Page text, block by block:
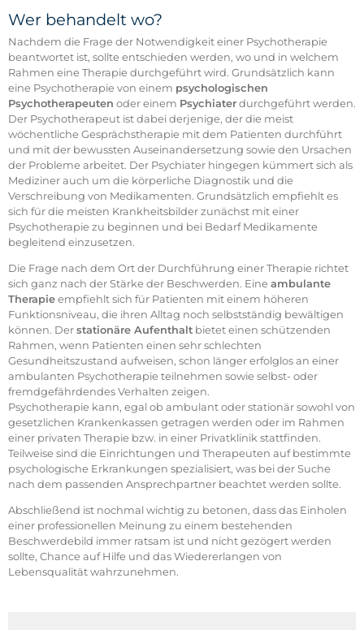
Wer behandelt wo?
Nachdem die Frage der Notwendigkeit einer Psychotherapie
beantwortet ist, sollte entschieden werden, wo und in welchem
Rahmen eine Therapie durchgeführt wird. Grundsätzlich kann
eine Psychotherapie von einem psychologischen
Psychotherapeuten oder einem Psychiaterdurchgeführt werden.
Der Psychotherapeut ist dabei derjenige, der die meist
wöchentliche Gesprächstherapie mit dem Patienten durchführt
und mit der bewussten Auseinandersetzung sowie den Ursachen
der Probleme arbeitet. Der Psychiater hingegen kümmert sich als
Mediziner auch um die körperliche Diagnostik und die
Verschreibung von Medikamenten. Grundsätzlich empfiehlt es
sich für die meisten Krankheitsbilder zunächst mit einer
Psychotherapie zu beginnen und bei Bedarf Medikamente
begleitend einzusetzen.
Die Frage nach dem Ort der Durchführung einer Therapie richtet
sich ganz nach der Stärke der Beschwerden. Eine ambulante
Therapieempfiehlt sich für Patienten mit einem höheren
Funktionsniveau, die ihren Alltag noch selbstständig bewältigen
können. Derstationäre Aufenthaltbietet einen schützenden
Rahmen, wenn Patienten einen sehr schlechten
Gesundheitszustand aufweisen, schon länger erfolglos an einer
ambulanten Psychotherapie teilnehmen sowie selbst- oder
fremdgefährdendes Verhalten zeigen.
Psychotherapie kann, egal ob ambulant oder stationär sowohl von
gesetzlichen Krankenkassen getragen werden oder im Rahmen
einer privaten Therapie bzw. in einer Privatklinik stattfinden.
Teilweise sind die Einrichtungen und Therapeuten auf bestimmte
psychologische Erkrankungen spezialisiert, was bei der Suche
nach dem passenden Ansprechpartner beachtet werden sollte.
Abschließend ist nochmal wichtig zu betonen, dass das Einholen
einer professionellen Meinung zu einem bestehenden
Beschwerdebild immer ratsam ist und nicht gezögert werden
sollte, Chance auf Hilfe und das Wiedererlangen von
Lebensqualität wahrzunehmen.